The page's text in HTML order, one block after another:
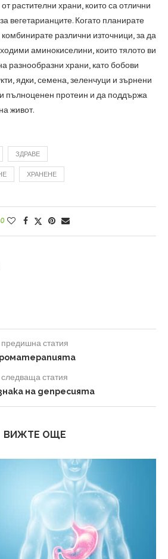
растителни храни, които са отлични
вегетарианците. Когато планирате
различни източници, за да
аминокиселини, които тялото ви
разнообразни храни, като бобови
ядки, семена, зеленчуци и зърнени
пълноценен протеин и да поддържа
живот.
ЗДРАВЕ
ХРАНЕНЕ
0
предишна статия
следваща статия
на депресията
ВИЖТЕ ОЩЕ